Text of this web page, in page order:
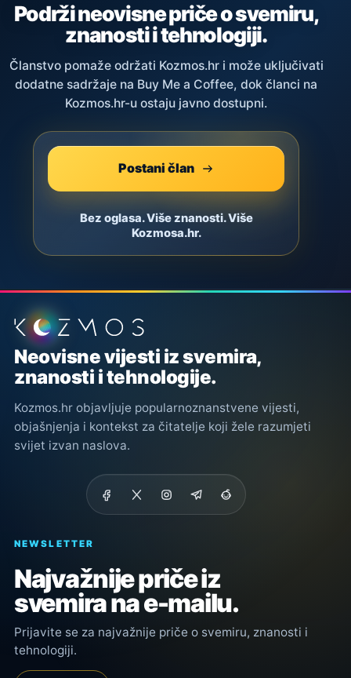
Podrži neovisne priče o svemiru,
znanosti i tehnologiji.
Članstvo pomaže održati Kozmos.hr i može uključivati
dodatne sadržaje na Buy Me a Coffee, dok članci na
Kozmos.hr-u ostaju javno dostupni.
Postani član
Bez oglasa. Više znanosti. Više
Kozmosa.hr.
Podnožje stranice
Neovisne vijesti iz svemira,
znanosti i tehnologije.
Kozmos.hr objavljuje popularnoznanstvene vijesti,
objašnjenja i kontekst za čitatelje koji žele razumjeti
svijet izvan naslova.
NEWSLETTER
Najvažnije priče iz
svemira na e-mailu.
Prijavite se za najvažnije priče o svemiru, znanosti i
tehnologiji.